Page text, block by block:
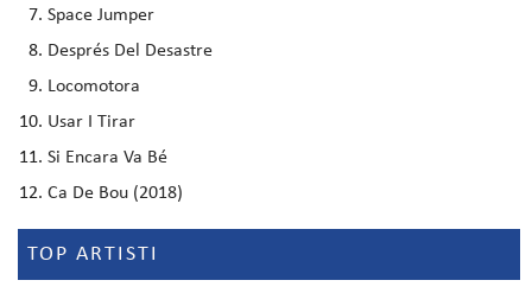
Space Jumper
Després Del Desastre
Locomotora
Usar I Tirar
Si Encara Va Bé
Ca De Bou (2018)
TOP ARTISTI